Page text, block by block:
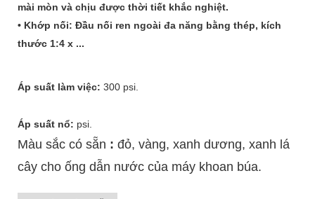
mài mòn và chịu được thời tiết khắc nghiệt.
• Khớp nối: Đầu nối ren ngoài đa năng bằng thép, kích
thước 1:4 x ...
Áp suất làm việc: 300 psi.
Áp suất nổ: psi.
Màu sắc có sẵn : đỏ, vàng, xanh dương, xanh lá
cây cho ống dẫn nước của máy khoan búa.